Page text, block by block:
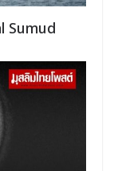
Sumud